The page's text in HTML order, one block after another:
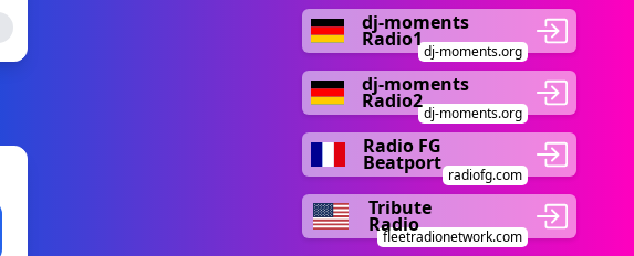
dj-moments
Radio1
dj-moments.org
dj-moments
Radio2
dj-moments.org
Radio FG
Beatport
radiofg.com
Tribute
Radio
fleetradionetwork.com